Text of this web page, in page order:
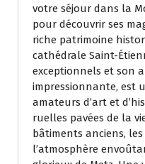
votre séjour dans la
pour découvrir ses
riche patrimoine
cathédrale Saint-
exceptionnels et son
impressionnante, est
amateurs d’art et
ruelles pavées de la
bâtiments anciens,
l’atmosphère